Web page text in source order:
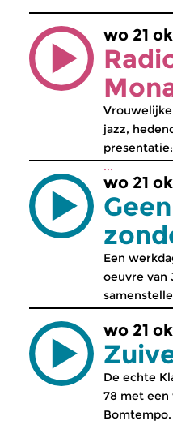
wo 21
jazz,
...
wo 21
Een
oeuvre van
wo 21
De echte
78 met een
Bomtempo.